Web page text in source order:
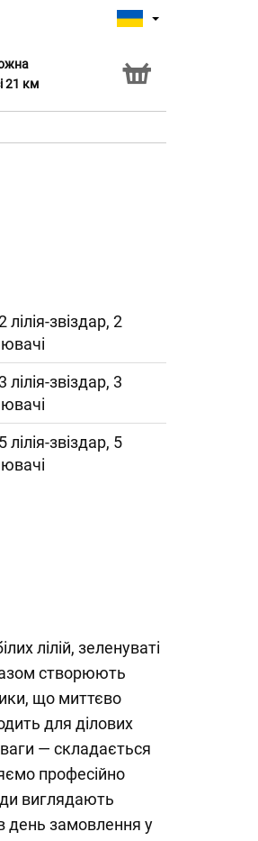
21 км
лілія-звіздар, 2
лілія-звіздар, 3
лілія-звіздар, 5
лілій, зеленуваті
створюють
що миттєво
для ділових
— складається
професійно
виглядають
день замовлення у